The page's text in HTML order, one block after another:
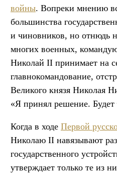
войны. Вопреки мнению
большинства
и чиновников, но отнюдь
многих военных,
Николай II принимает на
главнокомандование,
Великого князя Николая
«Я принял решение. Будет
Когда в ходе Первой
Николаю II навязывают
государственного
утверждает только те из